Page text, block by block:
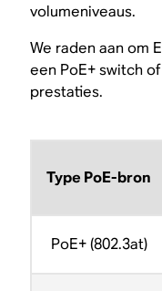
volumeniveaus.
We raden aan om
een PoE+ switch
prestaties.
Type PoE-bron
PoE+ (802.3at)